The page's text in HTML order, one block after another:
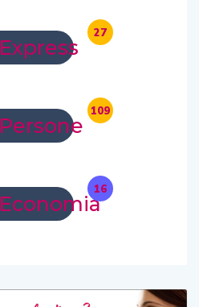
Express
27
Persone
109
Economia
16